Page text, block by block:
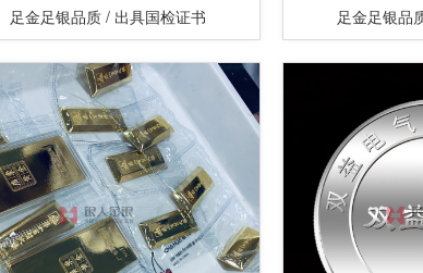
足金足银品质 / 出具国检证书
足金足银品